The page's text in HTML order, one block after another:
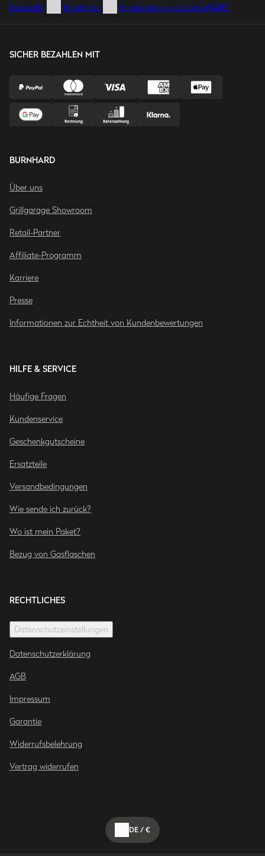
Startseite Ersatzteile Schublade einzeln für GRANT
SICHER BEZAHLEN MIT
BURNHARD
Über uns
Grillgarage Showroom
Retail-Partner
Affiliate-Programm
Karriere
Presse
Informationen zur Echtheit von Kundenbewertungen
HILFE & SERVICE
Häufige Fragen
Kundenservice
Geschenkgutscheine
Ersatzteile
Versandbedingungen
Wie sende ich zurück?
Wo ist mein Paket?
Bezug von Gasflaschen
RECHTLICHES
Datenschutzeinstellungen
Datenschutzerklärung
AGB
Impressum
Garantie
Widerrufsbelehrung
Vertrag widerrufen
DE/€